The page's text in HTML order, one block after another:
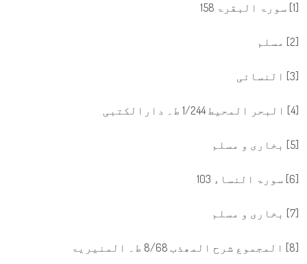
[1] سورۃ البقرۃ 158
[2] مسلم
[3] النسائی
[4] البحر المحیط 1/244 ط۔ دارالکتبی
[5] بخاری و مسلم
[6] سورۃ النساء 103
[7] بخاری و مسلم
[8] المجموع شرح المھذب 8/68 ط۔ المنیریۃ